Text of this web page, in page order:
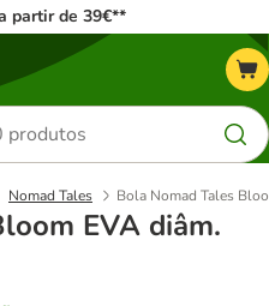
partir de 39€**
Nomad Tales Bola Nomad Tales
EVA diâm.